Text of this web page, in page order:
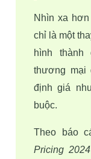
Nhìn xa
chỉ là một
hình thành
thương mại
định giá
buộc.
Theo báo
Pricing